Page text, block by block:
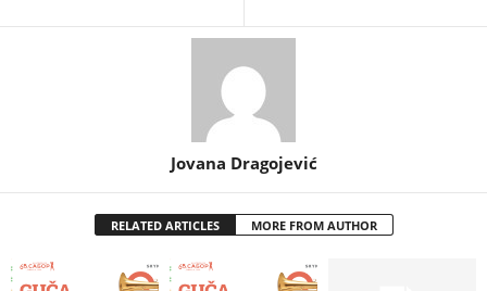
Jovana Dragojević
RELATED ARTICLES MORE FROM AUTHOR